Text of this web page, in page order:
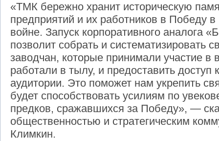
«ТМК бережно хранит историческую
предприятий и их работников в Победу
войне. Запуск корпоративного аналога
позволит собрать и систематизировать
заводчан, которые принимали участие в
работали в тылу, и предоставить
аудитории. Это поможет нам укрепить
будет способствовать усилиям по
предков, сражавшихся за Победу», —
общественностью и стратегическим
Климкин.